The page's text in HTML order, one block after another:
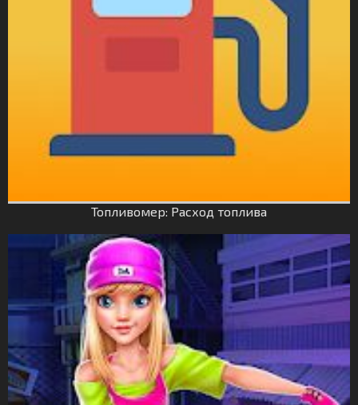
Топливомер: Расход топлива